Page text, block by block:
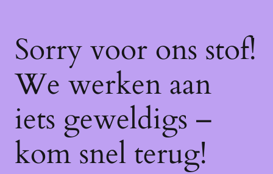
Sorry voor ons stof!
We werken aan
iets geweldigs –
kom snel terug!